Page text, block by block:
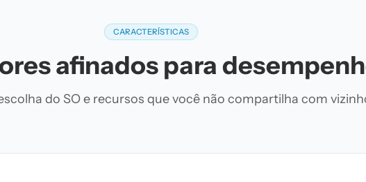
CARACTERÍSTICAS
afinados para
do SO e recursos que você não compartilha com